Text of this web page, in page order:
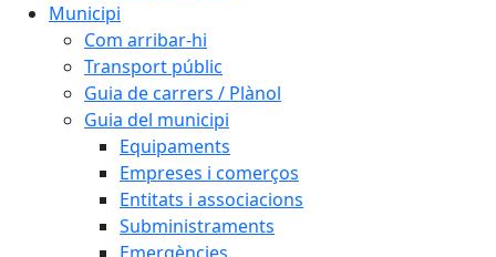
Municipi
Com arribar-hi
Transport públic
Guia de carrers / Plànol
Guia del municipi
Equipaments
Empreses i comerços
Entitats i associacions
Subministraments